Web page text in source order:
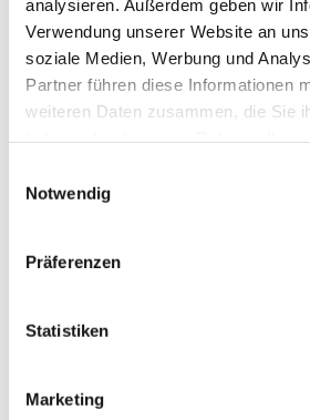
analysieren. Außerdem geben wir
Verwendung unserer Website an
soziale Medien, Werbung und
Partner führen diese Informationen
weiteren Daten zusammen, die Sie
Notwendig
Präferenzen
Statistiken
Marketing